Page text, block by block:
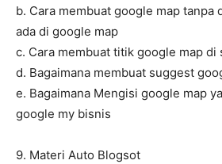
b. Cara membuat google map tanpa
ada di google map
c. Cara membuat titik google map di
d. Bagaimana membuat suggest
e. Bagaimana Mengisi google map
google my bisnis
9. Materi Auto Blogsot